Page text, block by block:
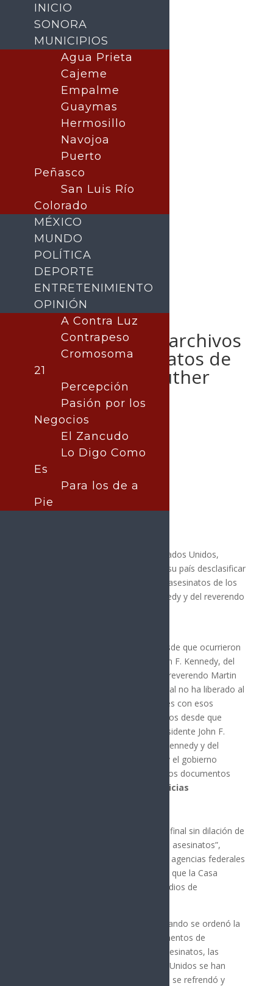
Trump ordena
desclasificar los archivos
sobre los asesinatos de
los Kennedy y Luther
King
Publicado por:La nota central
Nota Principal
23 enero, 2025
Donald Trump, el presidente de Estados Unidos,
ordenó a las agencias federales de su país desclasificar
los documentos relacionados a los asesinatos de los
hermanos, John F. y Robert F. Kennedy y del reverendo
“Han pasado más de 50 años desde que ocurrieron
los asesinatos del presidente John F. Kennedy, del
senador Robert F. Kennedy y del reverendo Martin
Luther King Jr. y el gobierno federal no ha liberado al
público los documentos relaciones con esos
eventos.an pasado más de 50 años desde que
ocurrieron los asesinatos del presidente John F.
Kennedy, del senador Robert F. Kennedy y del
reverendo Martin Luther King Jr. y el gobierno
federal no ha liberado al público los documentos
Noticias
“Es del interés nacional la liberación final sin dilación de
los expedientes relaciones con esos asesinatos”,
indicó Trump al emitir la orden a las agencias federales
por medio de un mandato ejecutivo que la Casa
Blanca divulgó este jueves a los medios de
Trump denuncia que desde 1992 cuando se ordenó la
desclasificación de todos los documentos de
inteligencia respecto a estos tres asesinatos, las
dependencias federales de Estados Unidos se han
rehusado a cumplir el mandato, que se refrendó y
INICIO
SONORA
MUNICIPIOS
Agua Prieta
Cajeme
Empalme
Guaymas
Hermosillo
Navojoa
Puerto
Peñasco
San Luis Río
Colorado
MÉXICO
MUNDO
POLÍTICA
DEPORTE
ENTRETENIMIENTO
OPINIÓN
A Contra Luz
Contrapeso
Cromosoma
21
Percepción
Pasión por los
Negocios
El Zancudo
Lo Digo Como
Es
Para los de a
Pie